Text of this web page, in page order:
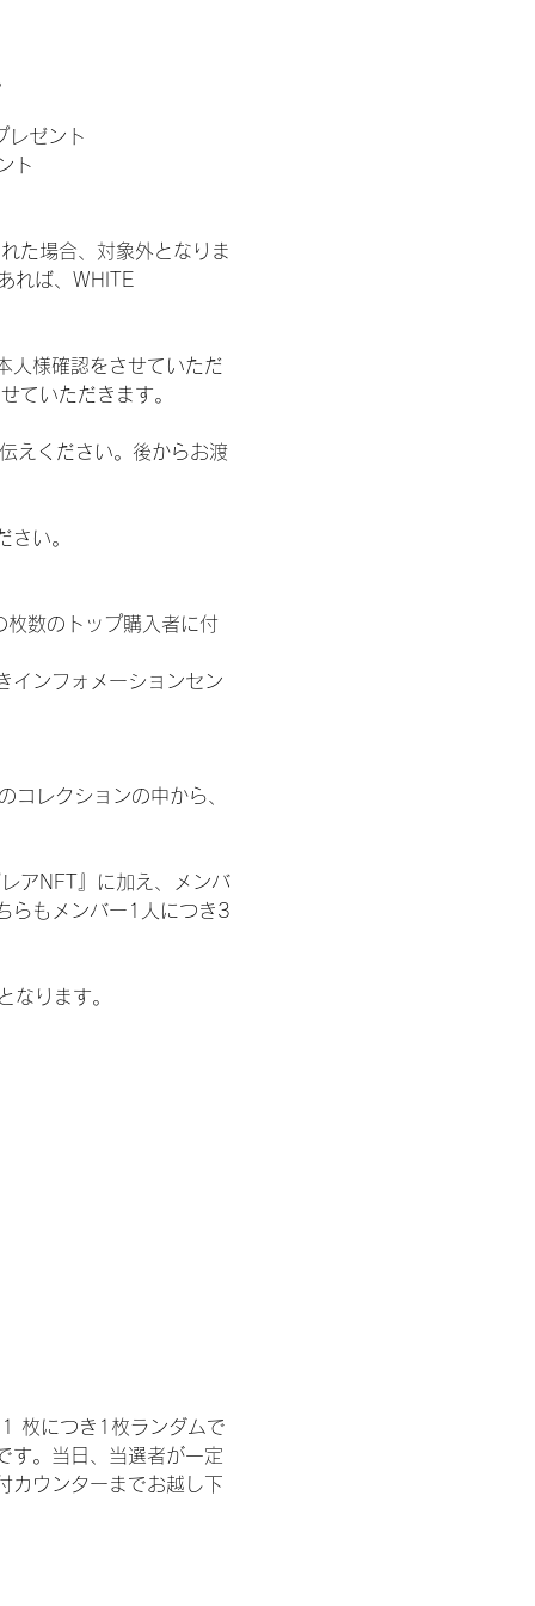
レゼント
ト
た場合、対象外となりま
れば、WHITE
人様確認をさせていただ
ていただきます。
えください。後からお渡
い。
数のトップ購入者に付
インフォメーションセン
レクションの中から、
アNFT』に加え、メンバ
らもメンバー1人につき3
なります。
枚につき1枚ランダムで
す。当日、当選者が一定
カウンターまでお越し下